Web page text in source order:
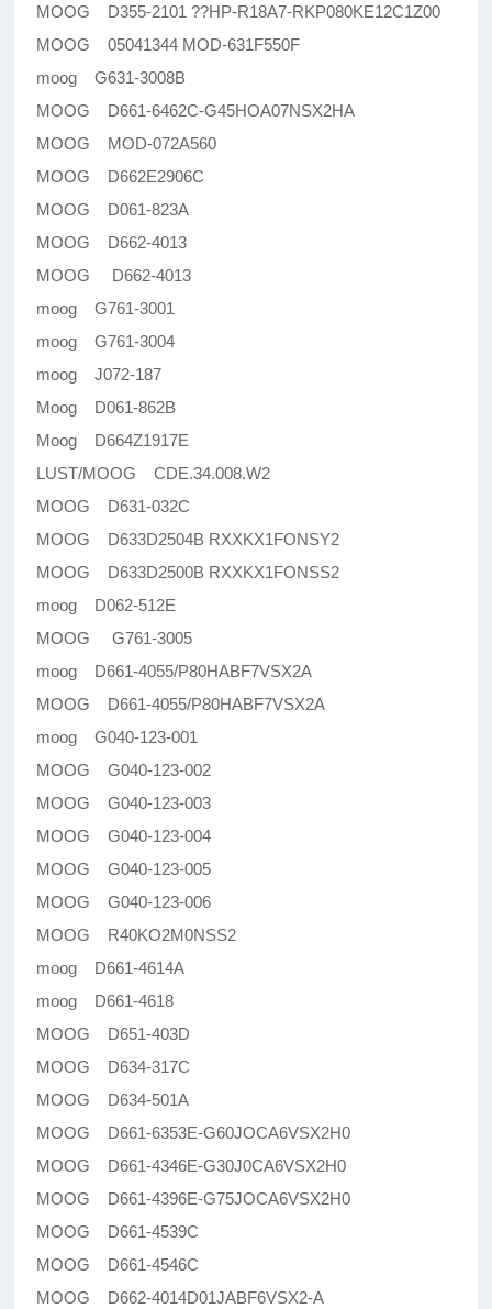
MOOG D355-2101 ??HP-R18A7-RKP080KE12C1Z00
MOOG 05041344 MOD-631F550F
moog G631-3008B
MOOG D661-6462C-G45HOA07NSX2HA
MOOG MOD-072A560
MOOG D662E2906C
MOOG D061-823A
MOOG D662-4013
MOOG D662-4013
moog G761-3001
moog G761-3004
moog J072-187
Moog D061-862B
Moog D664Z1917E
LUST/MOOG CDE.34.008.W2
MOOG D631-032C
MOOG D633D2504B RXXKX1FONSY2
MOOG D633D2500B RXXKX1FONSS2
moog D062-512E
MOOG G761-3005
moog D661-4055/P80HABF7VSX2A
MOOG D661-4055/P80HABF7VSX2A
moog G040-123-001
MOOG G040-123-002
MOOG G040-123-003
MOOG G040-123-004
MOOG G040-123-005
MOOG G040-123-006
MOOG R40KO2M0NSS2
moog D661-4614A
moog D661-4618
MOOG D651-403D
MOOG D634-317C
MOOG D634-501A
MOOG D661-6353E-G60JOCA6VSX2H0
MOOG D661-4346E-G30J0CA6VSX2H0
MOOG D661-4396E-G75JOCA6VSX2H0
MOOG D661-4539C
MOOG D661-4546C
MOOG D662-4014D01JABF6VSX2-A